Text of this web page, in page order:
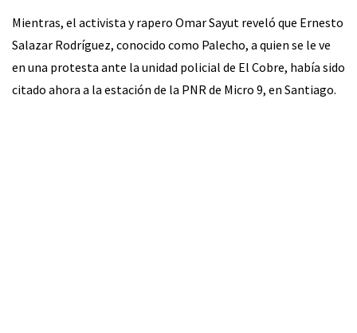
Mientras, el activista y rapero Omar Sayut reveló que Ernesto
Salazar Rodríguez, conocido como Palecho, a quien se le ve
en una protesta ante la unidad policial de El Cobre, había sido
citado ahora a la estación de la PNR de Micro 9, en Santiago.